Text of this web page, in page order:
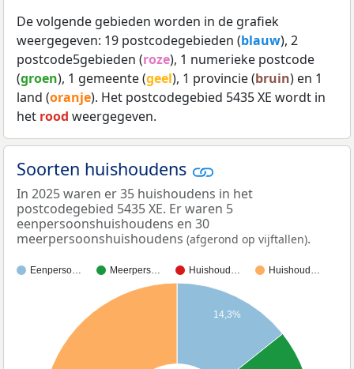
De volgende gebieden worden in de grafiek
weergegeven: 19 postcodegebieden (blauw), 2
postcode5gebieden (roze), 1 numerieke postcode
(groen), 1 gemeente (geel), 1 provincie (bruin) en 1
land (oranje). Het postcodegebied 5435 XE wordt in
het rood weergegeven.
Soorten huishoudens
In 2025 waren er 35 huishoudens in het
postcodegebied 5435 XE. Er waren 5
eenpersoonshuishoudens en 30
meerpersoonshuishoudens (afgerond op vijftallen).
Eenperso… Meerpers… Huishoud… Huishoud…
14,3%